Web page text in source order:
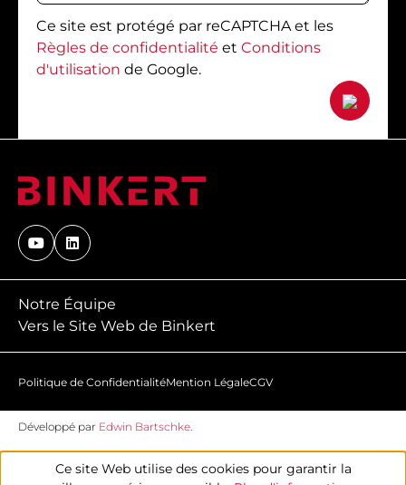
Ce site est protégé par reCAPTCHA et les
Règles de confidentialité et Conditions
d'utilisation de Google.
Notre Équipe
Vers le Site Web de Binkert
Politique de ConfidentialitéMention LégaleCGV
Développé par Edwin Bartschke.
Ce site Web utilise des cookies pour garantir la